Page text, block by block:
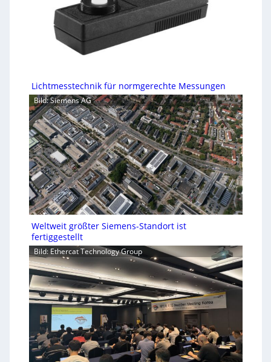
Lichtmesstechnik für normgerechte Messungen
Bild: Siemens AG
Weltweit größter Siemens-Standort ist
fertiggestellt
Bild: Ethercat Technology Group